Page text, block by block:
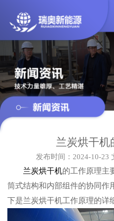
兰炭烘干机
发布时间：2024-10-23
兰炭烘干机的工作原理主
筒式结构和内部组件的协同作
下是兰炭烘干机工作原理的详